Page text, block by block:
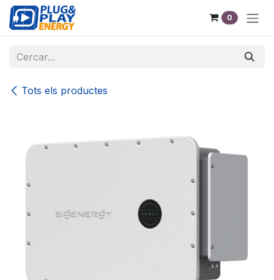
Skip to Content
0
Tots els productes